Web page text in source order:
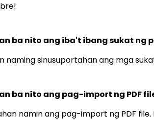
ba nito ang iba't ibang sukat ng
naming sinusuportahan ang mga
ba nito ang pag-import ng PDF
namin ang pag-import ng PDF